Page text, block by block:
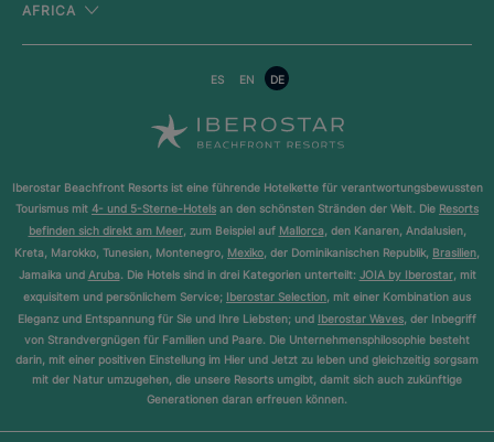
AFRICA
ES EN DE
Iberostar Beachfront Resorts ist eine führende Hotelkette für verantwortungsbewussten
Tourismus mit 4- und 5-Sterne-Hotels an den schönsten Stränden der Welt. Die Resorts
befinden sich direkt am Meer, zum Beispiel auf Mallorca, den Kanaren, Andalusien,
Kreta, Marokko, Tunesien, Montenegro, Mexiko, der Dominikanischen Republik, Brasilien,
Jamaika und Aruba. Die Hotels sind in drei Kategorien unterteilt: JOIA by Iberostar, mit
exquisitem und persönlichem Service; Iberostar Selection, mit einer Kombination aus
Eleganz und Entspannung für Sie und Ihre Liebsten; und Iberostar Waves, der Inbegriff
von Strandvergnügen für Familien und Paare. Die Unternehmensphilosophie besteht
darin, mit einer positiven Einstellung im Hier und Jetzt zu leben und gleichzeitig sorgsam
mit der Natur umzugehen, die unsere Resorts umgibt, damit sich auch zukünftige
Generationen daran erfreuen können.